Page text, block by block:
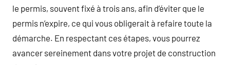
le permis, souvent fixé à trois ans, afin d’éviter que le
permis n’expire, ce qui vous obligerait à refaire toute la
démarche. En respectant ces étapes, vous pourrez
avancer sereinement dans votre projet de construction